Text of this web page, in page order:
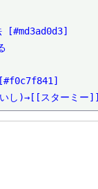
[#md3ad0d3]
[#f0c7f841]
し)→[[スターミー]]